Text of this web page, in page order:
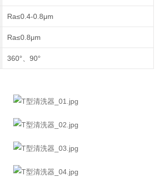
Ra≤0.4-0.8μm
Ra≤0.8μm
360°、90°